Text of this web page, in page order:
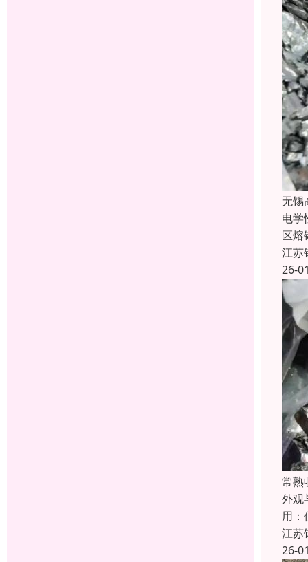
无锡
电学
区熔
江苏
26-
常熟
外观
用：
江苏
26-